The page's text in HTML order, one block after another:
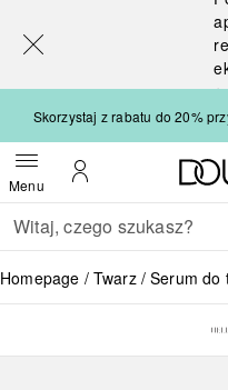
Skorzystaj z rabatu do 20%
MenuOtwórz menuMoje konto
Wracać
Wykonaj wyszukiwanie
Homepage Twarz Serum do